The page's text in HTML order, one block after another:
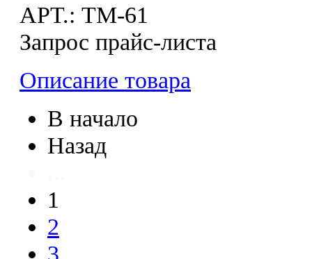
APT.: ТМ-61
Запрос прайс-листа
Описание товара
В начало
Назад
1
2
3